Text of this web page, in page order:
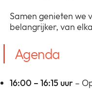
Samen genieten we
belangrijker, van
Agenda
16:00 – 16:15 uur –